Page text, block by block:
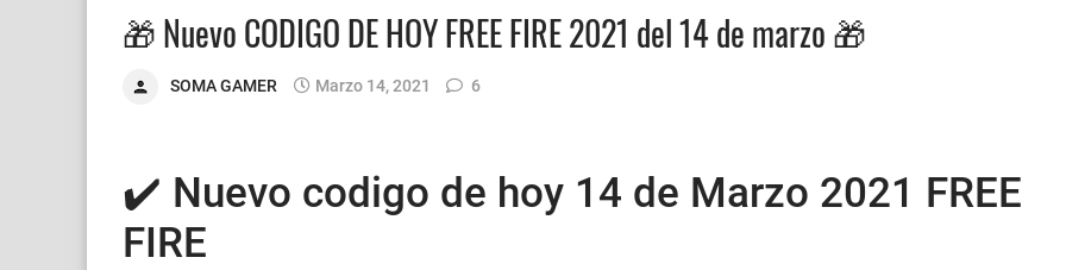
🎁 Nuevo CODIGO DE HOY FREE FIRE 2021 del 14 de marzo 🎁
SOMA GAMER Marzo 14, 2021 6
✔️ Nuevo codigo de hoy 14 de Marzo 2021 FREE
FIRE